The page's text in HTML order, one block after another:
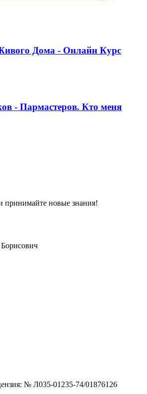
Дома - Онлайн Курс
- Пармастеров. Кто меня
принимайте новые знания!
№ Л035-01235-74/01876126